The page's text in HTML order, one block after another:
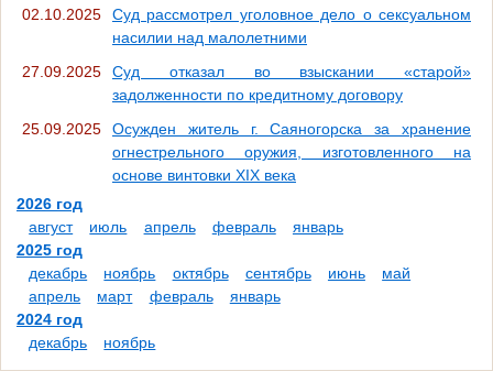
02.10.2025
Суд рассмотрел уголовное дело о сексуальном
насилии над малолетними
27.09.2025
Суд отказал во взыскании «старой»
задолженности по кредитному договору
25.09.2025
Осужден житель г. Саяногорска за хранение
огнестрельного оружия, изготовленного на
основе винтовки XIX века
2026 год
август
июль апрель февраль
январь
2025 год
декабрь
ноябрь октябрь сентябрь июнь
май
апрель
март февраль
январь
2024 год
декабрь
ноябрь